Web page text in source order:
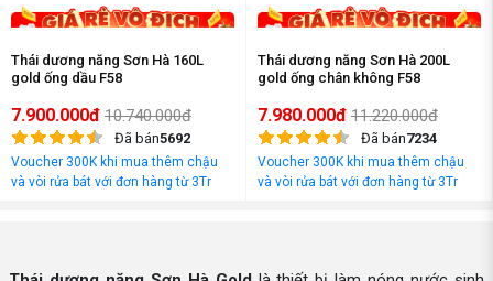
Thái dương năng Sơn Hà 160L
gold ống dầu F58
7.900.000đ 10.740.000đ
Đã bán5692
Voucher 300K khi mua thêm chậu
và vòi rửa bát với đơn hàng từ 3Tr
Thái dương năng Sơn Hà 200L
gold ống chân không F58
7.980.000đ 11.220.000đ
Đã bán7234
Voucher 300K khi mua thêm chậu
và vòi rửa bát với đơn hàng từ 3Tr